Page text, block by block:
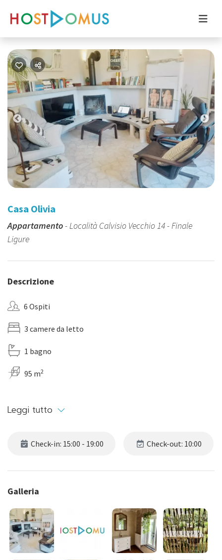
Previous
Casa Olivia
Appartamento- Località Calvisio Vecchio 14 - Finale
Ligure
Descrizione
6 Ospiti
3 camere da letto
1 bagno
95 m2
Leggi tutto
Check-in: 15:00 - 19:00 Check-out: 10:00
Galleria